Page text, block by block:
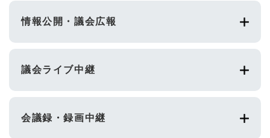
情報公開・議会広報
議会ライブ中継
会議録・録画中継